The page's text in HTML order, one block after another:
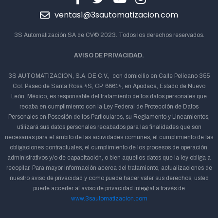
ventas1@3sautomatizacion.com
3S Automatización SA de CV© 2023. Todos los derechos reservados.
AVISO DE PRIVACIDAD.
3S AUTOMATIZACION, S.A. DE C.V., con domicilio en Calle Pelícano 355
Col. Paseo de Santa Rosa 4S, CP. 66614, en Apodaca, Estado de Nuevo
León, México, es responsable del tratamiento de los datos personales que
recaba en cumplimiento con la Ley Federal de Protección de Datos
Personales en Posesión de los Particulares, su Reglamento y Lineamientos,
utilizará sus datos personales recabados para las finalidades que son
necesarias para el ámbito de las actividades comunes, el cumplimiento de las
obligaciones contractuales, el cumplimiento de los procesos de operación,
administrativos y/o de capacitación, o bien aquellos datos que la ley obliga a
recopilar. Para mayor información acerca del tratamiento, actualizaciones de
nuestro aviso de privacidad y como puede hacer valer sus derechos, usted
puede acceder al aviso de privacidad integral a través de
www.3sautomatizacion.com